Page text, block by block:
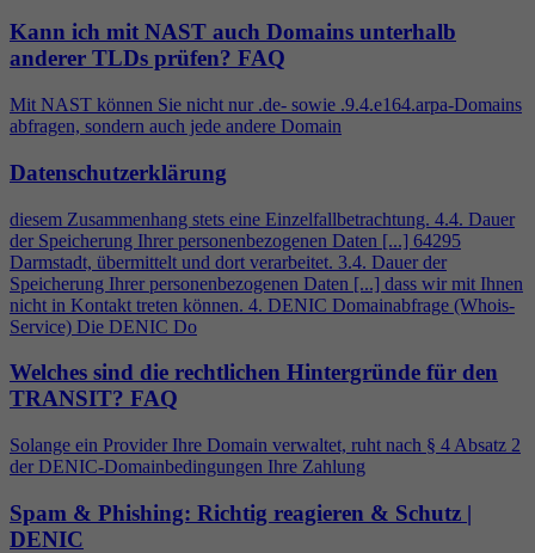
Kann ich mit NAST auch Domains unterhalb
anderer TLDs prüfen? FAQ
Mit NAST können Sie nicht nur .de- sowie .9.4.e164.arpa-Domains
abfragen, sondern auch jede andere Domain
Datenschutzerklärung
diesem Zusammenhang stets eine Einzelfallbetrachtung. 4.4. Dauer
der Speicherung Ihrer personenbezogenen Daten [...] 64295
Darmstadt, übermittelt und dort verarbeitet. 3.4. Dauer der
Speicherung Ihrer personenbezogenen Daten [...] dass wir mit Ihnen
nicht in Kontakt treten können. 4. DENIC Domainabfrage (Whois-
Service) Die DENIC Do
Welches sind die rechtlichen Hintergründe für den
TRANSIT? FAQ
Solange ein Provider Ihre Domain verwaltet, ruht nach § 4 Absatz 2
der DENIC-Domainbedingungen Ihre Zahlung
Spam & Phishing: Richtig reagieren & Schutz |
DENIC